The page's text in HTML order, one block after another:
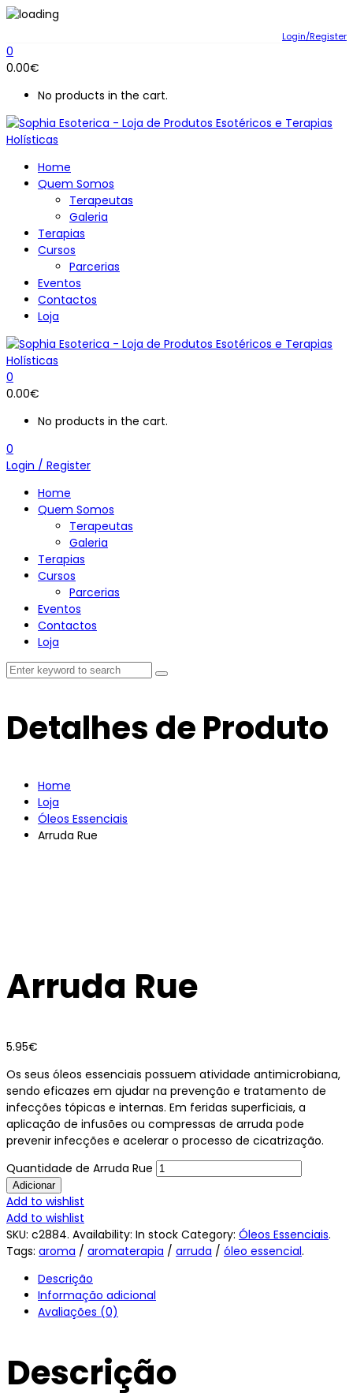
Login/Register
0
0.00€
No products in the cart.
Home
Quem Somos
Terapeutas
Galeria
Terapias
Cursos
Parcerias
Eventos
Contactos
Loja
0
0.00€
No products in the cart.
0
Login / Register
Home
Quem Somos
Terapeutas
Galeria
Terapias
Cursos
Parcerias
Eventos
Contactos
Loja
Detalhes de Produto
Home
Loja
Óleos Essenciais
Arruda Rue
Arruda Rue
5.95€
Os seus óleos essenciais possuem atividade antimicrobiana,
sendo eficazes em ajudar na prevenção e tratamento de
infecções tópicas e internas. Em feridas superficiais, a
aplicação de infusões ou compressas de arruda pode
prevenir infecções e acelerar o processo de cicatrização.
Quantidade de Arruda Rue
Adicionar
Add to wishlist
Add to wishlist
SKU: c2884. Availability: In stock Category: Óleos Essenciais.
Tags: aroma / aromaterapia / arruda / óleo essencial.
Descrição
Informação adicional
Avaliações (0)
Descrição